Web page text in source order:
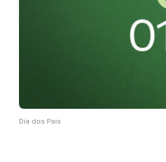
Dia dos Pais